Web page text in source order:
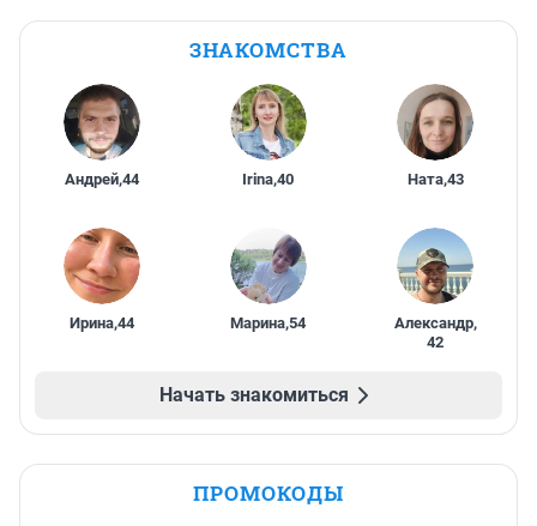
ЗНАКОМСТВА
Андрей,44 Irina,40 Ната,43
Ирина,44 Марина,54 Александр,
42
Начать знакомиться
ПРОМОКОДЫ